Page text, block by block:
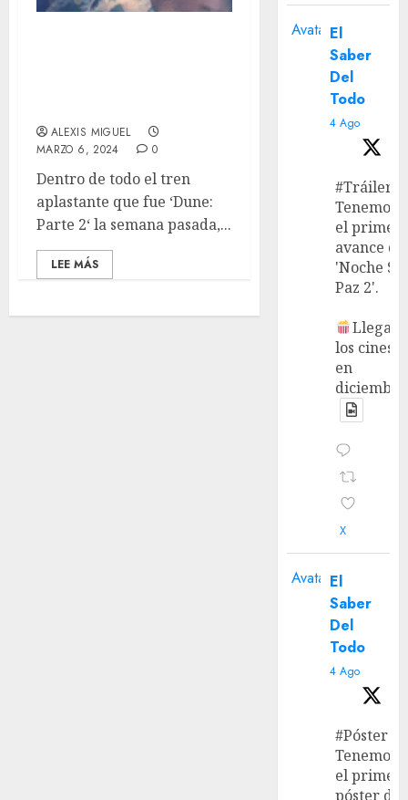
ALEXIS MIGUEL
MARZO 6, 2024
0
Dentro de todo el tren
aplastante que fue ‘Dune:
Parte 2‘ la semana pasada,...
LEE MÁS
Avatar El
Saber
Del
Todo
4 Ago
#Tráiler
Tenemos
el primer
avance de
'Noche
Paz 2'.
Llega a
los cines
en
X
Avatar El
Saber
Del
Todo
4 Ago
#Póster
Tenemos
el primer
póster de